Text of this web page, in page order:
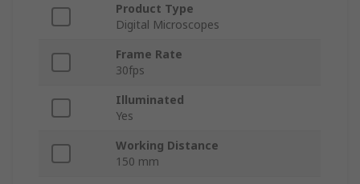
Product Type
Digital Microscopes
Frame Rate
30fps
Illuminated
Yes
Working Distance
150 mm